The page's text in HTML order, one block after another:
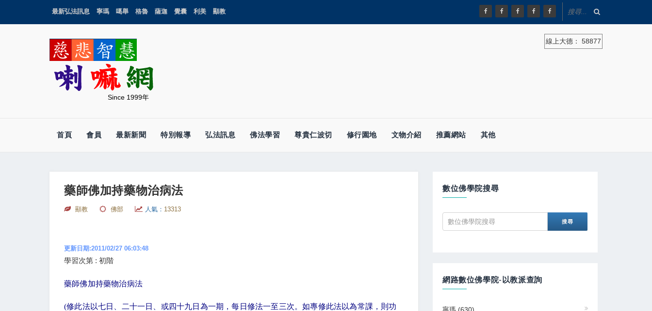
最新弘法訊息 寧瑪 噶舉 格魯 薩迦 覺囊 利美 顯教
Since 1999年
線上大德： 58877
首頁 會員 最新新聞 特別報導 弘法訊息 佛法學習 尊貴仁波切 修行園地 文物介紹 推薦網站 其他
藥師佛加持藥物治病法
顯教 佛部 人氣： 13313
更新日期:2011/02/27 06:03:48
學習次第 : 初階
藥師佛加持藥物治病法
(修此法以七日、二十一日、或四十九日為一期，每日修法一至三次。如專修此法以為常課，則功
數位佛學院搜尋
網路數位佛學院-以教派查詢